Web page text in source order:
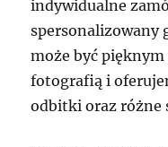
indywidualne
spersonalizowany
może być
fotografią i
odbitki oraz różne